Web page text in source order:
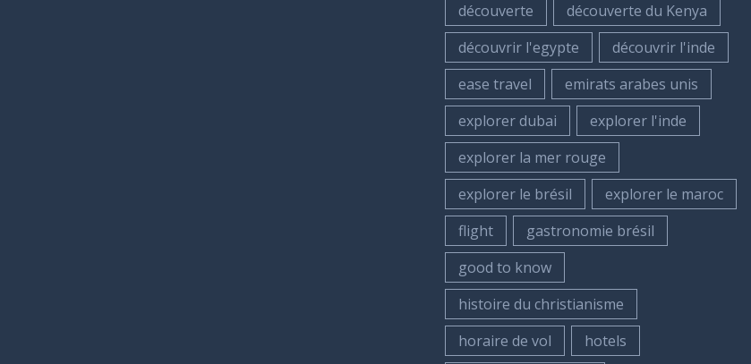
découverte
découverte du Kenya
découvrir l'egypte
découvrir l'inde
ease travel
emirats arabes unis
explorer dubai
explorer l'inde
explorer la mer rouge
explorer le brésil
explorer le maroc
flight
gastronomie brésil
good to know
histoire du christianisme
horaire de vol
hotels